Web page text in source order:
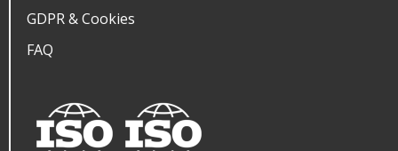
GDPR & Cookies
FAQ